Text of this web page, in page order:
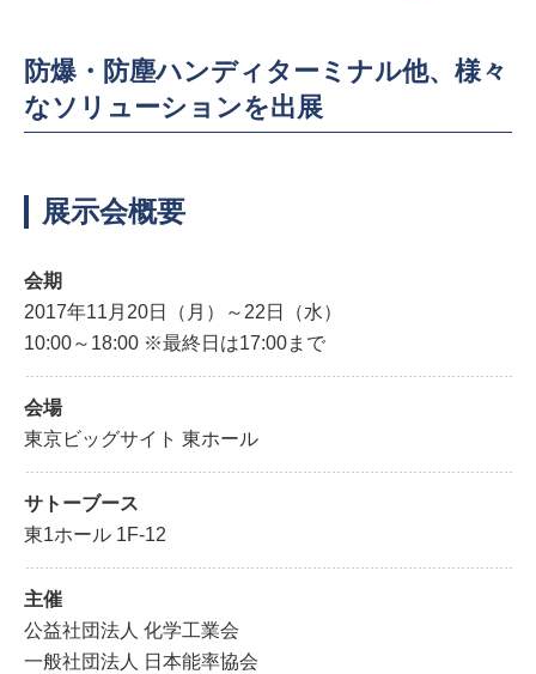
防爆・防塵ハンディターミナル他、様々
なソリューションを出展
展示会概要
会期
2017年11月20日（月）～22日（水）
10:00～18:00 ※最終日は17:00まで
会場
東京ビッグサイト 東ホール
サトーブース
東1ホール 1F-12
主催
公益社団法人 化学工業会
一般社団法人 日本能率協会